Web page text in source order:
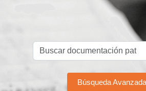
Búsqueda